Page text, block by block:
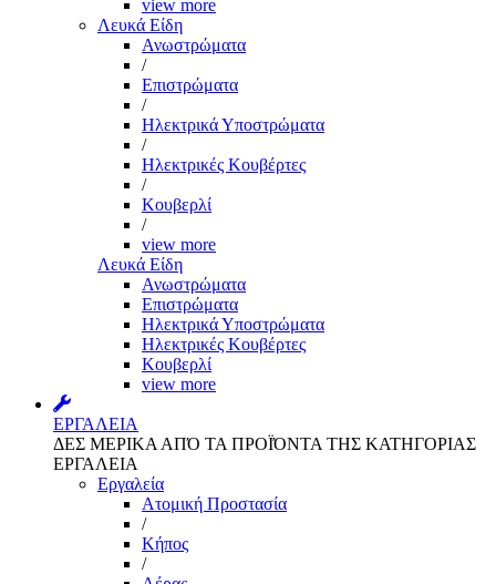
view more
Λευκά Είδη
Ανωστρώματα
/
Επιστρώματα
/
Ηλεκτρικά Υποστρώματα
/
Ηλεκτρικές Κουβέρτες
/
Κουβερλί
/
view more
Λευκά Είδη
Ανωστρώματα
Επιστρώματα
Ηλεκτρικά Υποστρώματα
Ηλεκτρικές Κουβέρτες
Κουβερλί
view more
ΕΡΓΑΛΕΙΑ
ΔΕΣ ΜΕΡΙΚΑ ΑΠΌ ΤΑ ΠΡΟΪΌΝΤΑ ΤΗΣ ΚΑΤΗΓΟΡΙΑΣ
ΕΡΓΑΛΕΙΑ
Εργαλεία
Aτομική Προστασία
/
Kήπος
/